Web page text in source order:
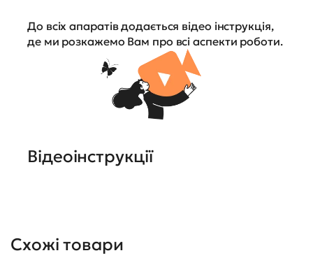
До всіх апаратів додається відео інструкція,
де ми розкажемо Вам про всі аспекти роботи.
Відеоінструкції
Схожі товари